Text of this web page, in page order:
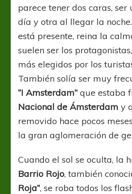
parece tener dos caras, ser
día y otra al llegar la
está presente, reina la
suelen ser los
más elegidos por los
También solía ser muy
“I Amsterdam” que estaba
Nacional de Ámsterdam y
removido hace pocos
la gran aglomeración de
Cuando el sol se oculta, la
Barrio Rojo, también
Roja”, se roba todos los